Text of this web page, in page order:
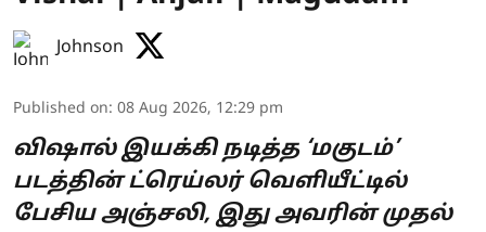
Johnson
Published on: 08 Aug 2026, 12:29 pm
விஷால் இயக்கி நடித்த ‘மகுடம்’
படத்தின் ட்ரெய்லர் வெளியீட்டில்
பேசிய அஞ்சலி, இது அவரின் முதல்